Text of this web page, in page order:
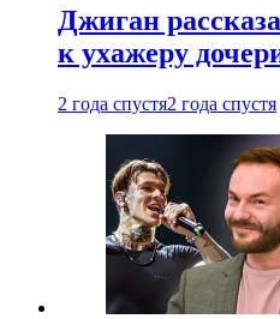
Джиган
к ухажеру
2 года спустя2 года спустя